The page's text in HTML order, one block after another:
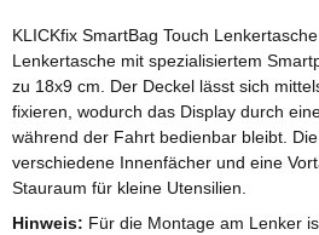
KLICKfix SmartBag Touch
Lenkertasche mit spezialisiertem
zu 18x9 cm. Der Deckel lässt sich
fixieren, wodurch das Display durch
während der Fahrt bedienbar bleibt.
verschiedene Innenfächer und eine
Stauraum für kleine Utensilien.
Hinweis: Für die Montage am Lenker